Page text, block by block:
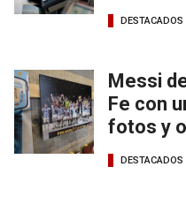
DESTACADOS
Messi
Fe con
fotos y
DESTACADOS